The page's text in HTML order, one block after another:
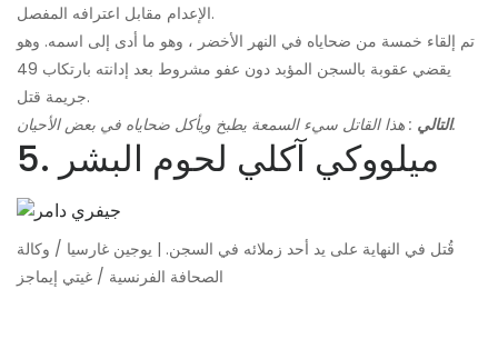
الإعدام مقابل اعترافه المفصل.
تم إلقاء خمسة من ضحاياه في النهر الأخضر ، وهو ما أدى إلى اسمه. وهو
يقضي عقوبة بالسجن المؤبد دون عفو ​​مشروط بعد إدانته بارتكاب 49
جريمة قتل.
التالي: هذا القاتل سيء السمعة يطبخ ويأكل ضحاياه في بعض الأحيان.
5. ميلووكي آكلي لحوم البشر
قُتل في النهاية على يد أحد زملائه في السجن. | يوجين غارسيا / وكالة
الصحافة الفرنسية / غيتي إيماجز